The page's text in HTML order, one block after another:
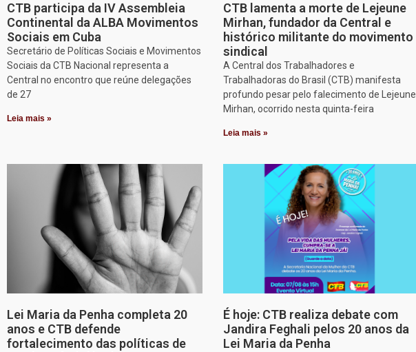
CTB participa da IV Assembleia
Continental da ALBA Movimentos
Sociais em Cuba
Secretário de Políticas Sociais e Movimentos
Sociais da CTB Nacional representa a
Central no encontro que reúne delegações
de 27
Leia mais »
CTB lamenta a morte de Lejeune
Mirhan, fundador da Central e
histórico militante do movimento
sindical
A Central dos Trabalhadores e
Trabalhadoras do Brasil (CTB) manifesta
profundo pesar pelo falecimento de Lejeune
Mirhan, ocorrido nesta quinta-feira
Leia mais »
Lei Maria da Penha completa 20
anos e CTB defende
fortalecimento das políticas de
É hoje: CTB realiza debate com
Jandira Feghali pelos 20 anos da
Lei Maria da Penha